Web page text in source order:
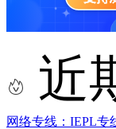
近
网络专线：IEPL专